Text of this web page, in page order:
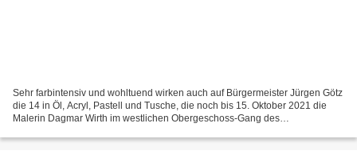
Sehr farbintensiv und wohltuend wirken auch auf Bürgermeister Jürgen Götz
die 14 in Öl, Acryl, Pastell und Tusche, die noch bis 15. Oktober 2021 die
Malerin Dagmar Wirth im westlichen Obergeschoss-Gang des